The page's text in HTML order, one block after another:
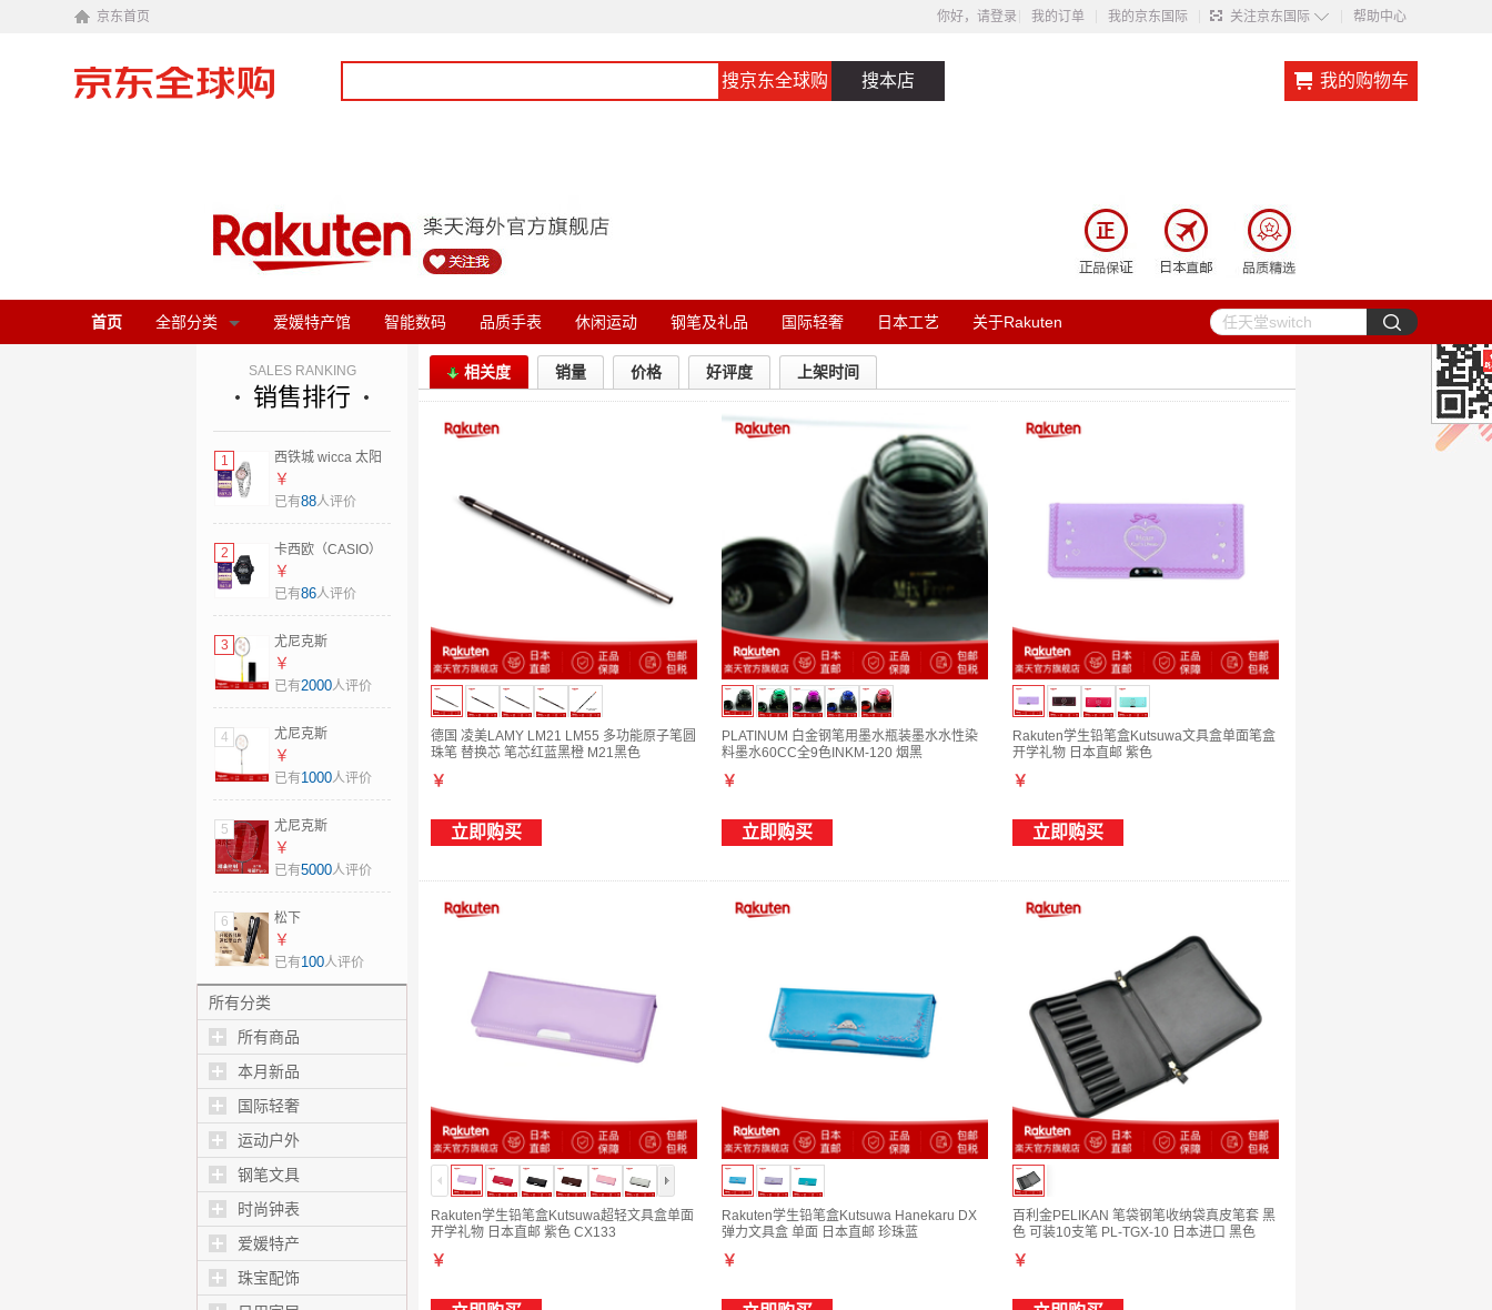
京东首页 你好，请登录 我的订单 我的京东国际 关注京东国际 ◇ 帮助中心
搜京东全球购 搜本店 我的购物车
首页 全部分类 爱媛特产馆 智能数码 品质手表 休闲运动 钢笔及礼品 国际轻奢 日本工艺 关于Rakuten
SALES RANKING
销售排行
1
西铁城 wicca 太阳
能女士手表 KH9-
914-93防水母亲节
￥
已有88人评价
2
卡西欧（CASIO）
太阳能电波手表男
士运动腕表G-
GW-6900U-1JF
(led背光升级版)
￥
已有86人评价
3
尤尼克斯
（YONEX）羽毛球
拍疾光NF1000Z单
NF1000Z 日版 4U5
￥
已有2000人评价
4
尤尼克斯
（YONEX）羽毛球
拍新款疾光NF700P
空拍 日本直邮 新款
2NF700Pro JP版
4U6
￥
已有1000人评价
5
尤尼克斯
（YONEX）羽毛球
拍弓箭11日版JP版
空拍日本直邮
ARC11-Pro 4U5
￥
已有5000人评价
6
松下
（Panasonic）女
士卷直发棒两用造
板 EH-HS0J 日本直
邮 EH-HS0J-W（白
色） -
￥
已有100人评价
所有分类
所有商品
本月新品
国际轻奢
运动户外
钢笔文具
时尚钟表
爱媛特产
珠宝配饰
相关度 销量 价格 好评度 上架时间
德国 凌美LAMY LM21 LM55 多功能原子笔圆
珠笔 替换芯 笔芯红蓝黑橙 M21黑色
￥
立即购买
PLATINUM 白金钢笔用墨水瓶装墨水水性染
料墨水60CC全9色INKM-120 烟黑
￥
立即购买
Rakuten学生铅笔盒Kutsuwa文具盒单面笔盒
开学礼物 日本直邮 紫色
￥
立即购买
Rakuten学生铅笔盒Kutsuwa超轻文具盒单面
开学礼物 日本直邮 紫色 CX133
￥
Rakuten学生铅笔盒Kutsuwa Hanekaru DX
弹力文具盒 单面 日本直邮 珍珠蓝
￥
百利金PELIKAN 笔袋钢笔收纳袋真皮笔套 黑
色 可装10支笔 PL-TGX-10 日本进口 黑色
￥